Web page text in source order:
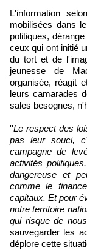
L'information
mobilisées dans
politiques,
ceux qui ont initié
du tort et de
jeunesse de
organisée, réagit
leurs camarades
sales besognes,
''Le respect des
pas leur souci,
campagne de
activités
dangereuse et
comme le
capitaux. Et pour
notre territoire
qui risque de
sauvegarder les
déplore cette